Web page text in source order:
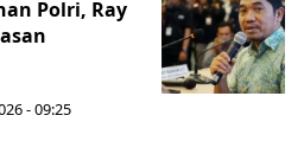
Polri, Ray
- 09:25